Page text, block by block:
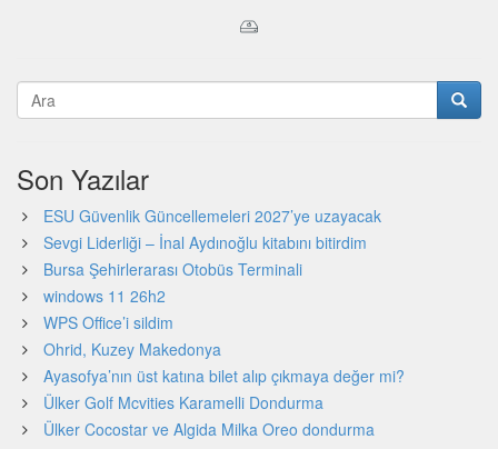
Son Yazılar
ESU Güvenlik Güncellemeleri 2027’ye uzayacak
Sevgi Liderliği – İnal Aydınoğlu kitabını bitirdim
Bursa Şehirlerarası Otobüs Terminali
windows 11 26h2
WPS Office’i sildim
Ohrid, Kuzey Makedonya
Ayasofya’nın üst katına bilet alıp çıkmaya değer mi?
Ülker Golf Mcvities Karamelli Dondurma
Ülker Cocostar ve Algida Milka Oreo dondurma